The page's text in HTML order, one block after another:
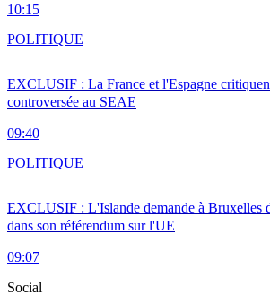
10:15
EXCLUSIF : La France et l'Espagne
controversée au SEAE
09:40
POLITIQUE
EXCLUSIF : L'Islande demande à Bruxelles
dans son référendum sur l'UE
09:07
POLITIQUE
Social